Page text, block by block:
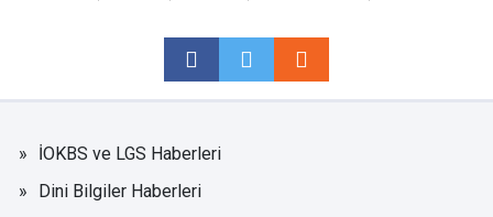
İOKBS ve LGS Haberleri
Dini Bilgiler Haberleri